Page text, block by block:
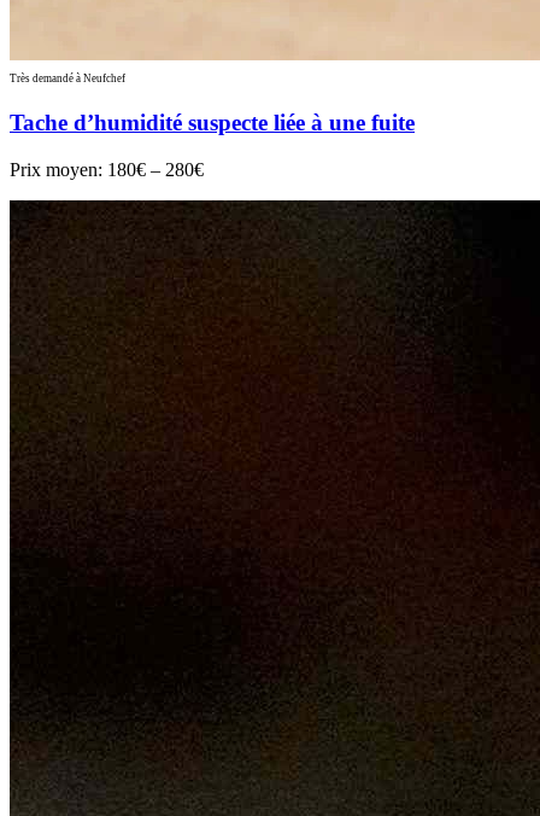
Très demandé à Neufchef
Tache d’humidité suspecte liée à une fuite
Prix moyen: 180€ – 280€